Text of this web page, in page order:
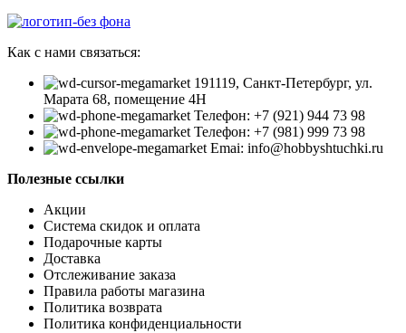
Как с нами связаться:
191119, Санкт-Петербург, ул.
Марата 68, помещение 4Н
Телефон: +7 (921) 944 73 98
Телефон: +7 (981) 999 73 98
Emai: info@hobbyshtuchki.ru
Полезные ссылки
Акции
Система скидок и оплата
Подарочные карты
Доставка
Отслеживание заказа
Правила работы магазина
Политика возврата
Политика конфиденциальности